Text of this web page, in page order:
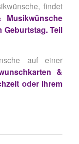
findet
Musikwünsche
Geburtstag. Teil
auf einer
&
oder Ihrem